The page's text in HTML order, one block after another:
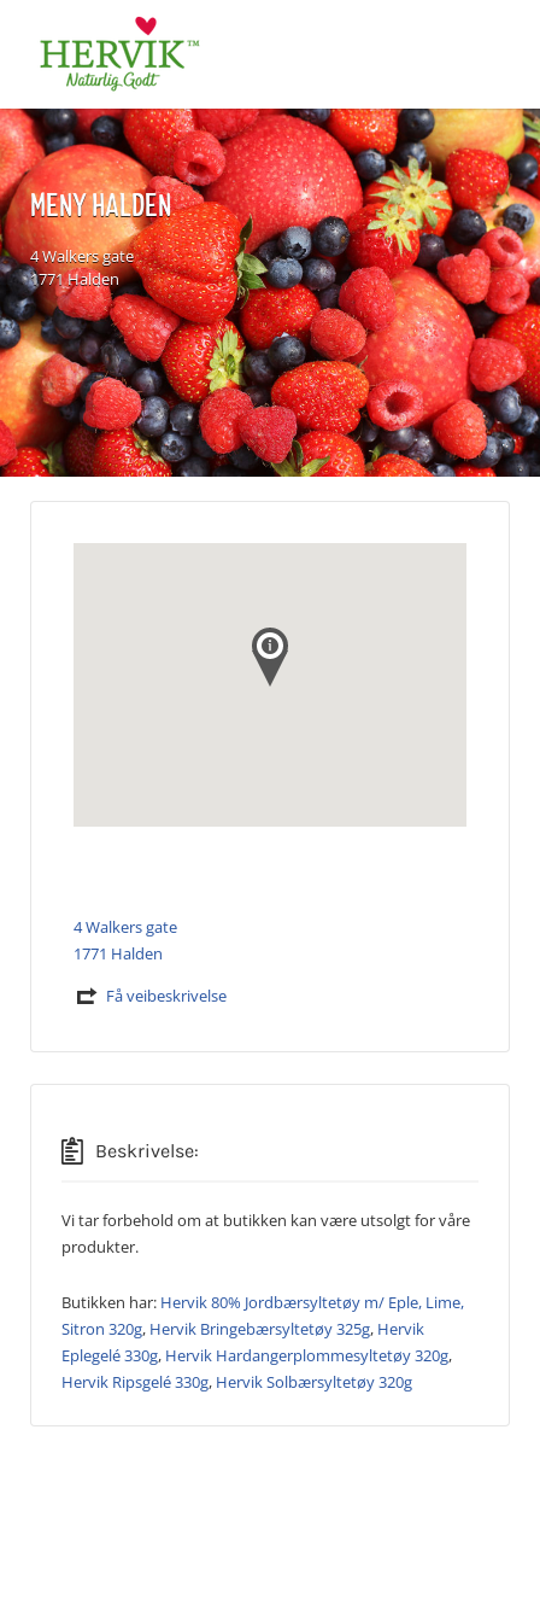
for:
MENY HALDEN
4 Walkers gate
1771 Halden
4 Walkers gate
1771 Halden
Få veibeskrivelse
Beskrivelse:
Vi tar forbehold om at butikken kan være utsolgt for våre
produkter.
Butikken har: Hervik 80% Jordbærsyltetøy m/ Eple, Lime,
Sitron 320g, Hervik Bringebærsyltetøy 325g, Hervik
Eplegelé 330g, Hervik Hardangerplommesyltetøy 320g,
Hervik Ripsgelé 330g, Hervik Solbærsyltetøy 320g